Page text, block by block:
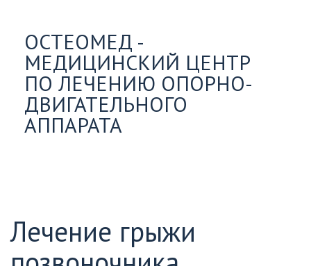
ОСТЕОМЕД -
МЕДИЦИНСКИЙ ЦЕНТР
ПО ЛЕЧЕНИЮ ОПОРНО-
ДВИГАТЕЛЬНОГО
АППАРАТА
Лечение грыжи